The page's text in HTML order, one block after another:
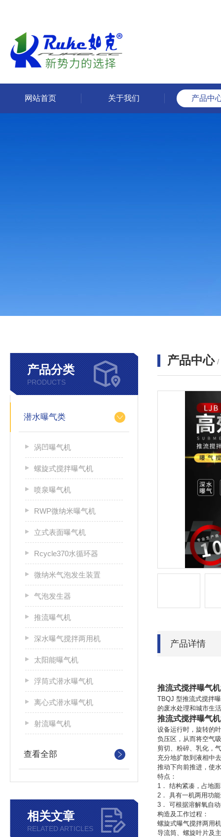
网站首页 关于我们 产品中
产品分类
PRODUCTS
潜水曝气类
涡凹曝气机
螺旋式搅拌曝气机
喷泉曝气机
RWP微纳米曝气机
立式表面曝气机
Rcycle370水循环器
微纳米气泡发生装置
气泡发生器
推流曝气机
深水曝气搅拌两用机
太阳能曝气机
浮筒式潜水曝气机
离心式潜水曝气机
射流曝气机
查看全部
相关文章
RELATED ARTICLES
产品中心 /
产品详情
推流式搅拌曝气
TBQJ 型推流式搅拌
的废水处理和城市生
推流式搅拌曝气
设备运行时，旋转的
负压区，从而将空气
剪切、粉碎、乳化，
充分地扩散到液相中
推动下向前推进，使
特点：
1． 结构紧凑，占地
2． 具有一机两用功
3． 可根据溶解氧自
构造及工作过程：
螺旋式曝气搅拌两用
导流筒、螺旋叶片及